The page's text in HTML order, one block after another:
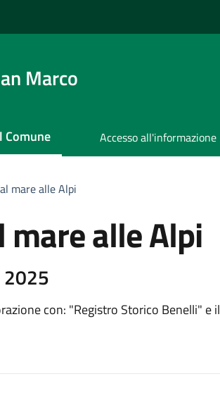
Marco
Comune Accesso all'informazione
mare alle Alpi
alle Alpi
2025
con: "Registro Storico Benelli" e il